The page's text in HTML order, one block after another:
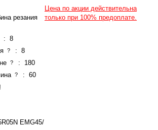
резания
: 8
? : 8
? :
180
? : 60
EMG45/
Цена по акции действительна
только при 100% предоплате.